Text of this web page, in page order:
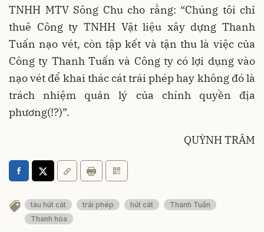
TNHH MTV Sông Chu cho rằng: “Chúng tôi chỉ
thuê Công ty TNHH Vật liệu xây dựng Thanh
Tuấn nạo vét, còn tập kết và tận thu là việc của
Công ty Thanh Tuấn và Công ty có lợi dụng vào
nạo vét để khai thác cát trái phép hay không đó là
trách nhiệm quản lý của chính quyền địa
phương(!?)”.
QUỲNH TRÂM
tàu hút cát trái phép hút cát
Thanh Tuấn
Thanh hóa